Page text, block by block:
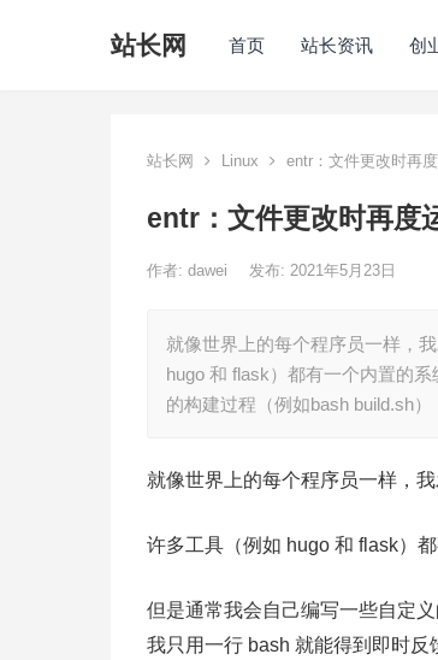
站长网 首页 站长资讯 创
站长网 Linux entr：文件更改时再
entr：文件更改时再度
作者: dawei 发布: 2021年5月23日
就像世界上的每个程序员一样，
hugo 和 flask）都有一个内置的
的构建过程（例如bash build.sh）
就像世界上的每个程序员一样，
许多工具（例如 hugo 和 flask）
但是通常我会自己编写一些自定
我只用一行 bash 就能得到即时反